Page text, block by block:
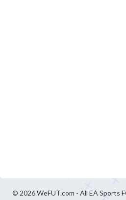
© 2026 WeFUT.com - All EA Sports